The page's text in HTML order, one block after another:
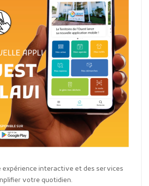
expérience interactive et des services
votre quotidien.